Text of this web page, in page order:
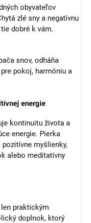
obyvateľov
zlé sny a negatívnu
dobré k vám.
snov, odháňa
pokoj, harmóniu a
energie
kontinuitu života a
energie. Pierka
pozitívne myšlienky,
alebo meditatívny
praktickým
doplnok, ktorý